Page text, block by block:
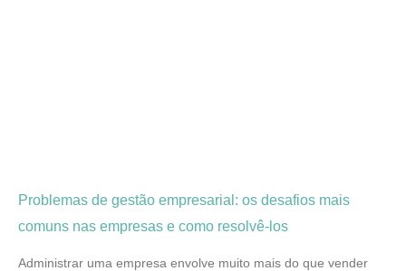
Problemas de gestão empresarial: os desafios mais
comuns nas empresas e como resolvê-los
Administrar uma empresa envolve muito mais do que vender